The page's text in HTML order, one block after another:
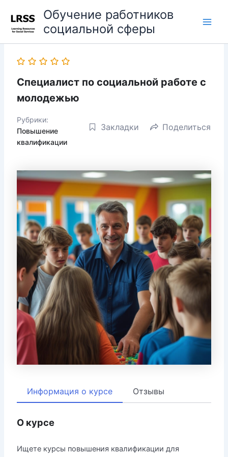
содержимому
Обучение работников
социальной сферы
Специалист по социальной работе с
молодежью
Рубрики:
Повышение
квалификации
Закладки Поделиться
Информация о курсе Отзывы
О курсе
Ищете курсы повышения квалификации для